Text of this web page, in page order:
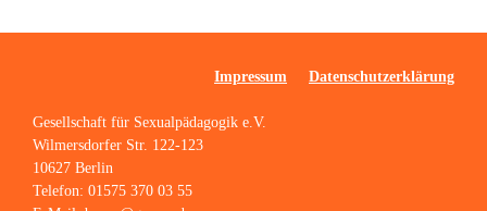
Impressum Datenschutzerklärung
Gesellschaft für Sexualpädagogik e.V.
Wilmersdorfer Str. 122-123
10627 Berlin
Telefon: 01575 370 03 55